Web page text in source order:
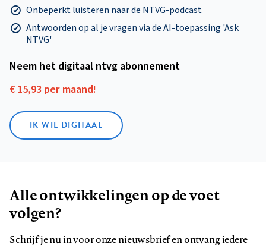
Onbeperkt luisteren naar de NTVG-podcast
Antwoorden op al je vragen via de AI-toepassing 'Ask
NTVG'
Neem het digitaal ntvg abonnement
€ 15,93 per maand!
IK WIL DIGITAAL
Alle ontwikkelingen op de voet
volgen?
Schrijf je nu in voor onze nieuwsbrief en ontvang iedere